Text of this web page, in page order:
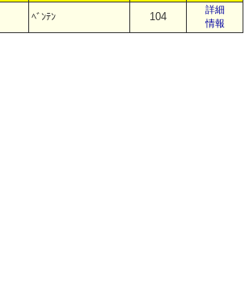
ﾍﾞﾝﾃﾝ 104
詳細
情報